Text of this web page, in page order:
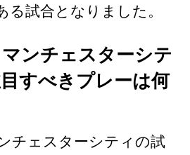
る試合となりました。
ンチェスターシテ
すべきプレーは何
チェスターシティの試